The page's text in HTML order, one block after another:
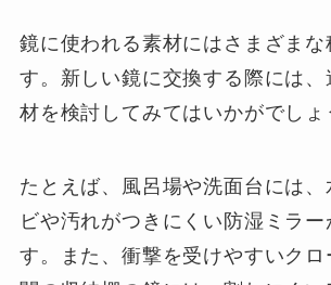
鏡に使われる素材にはさまざまな
す。新しい鏡に交換する際には
材を検討してみてはいかがでしょ
たとえば、風呂場や洗面台には、
ビや汚れがつきにくい防湿ミラ
す。また、衝撃を受けやすいク